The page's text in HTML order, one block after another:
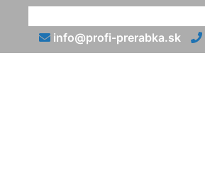
info@profi-prerabka.sk